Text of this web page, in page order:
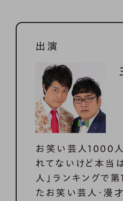
出演
お笑い芸人1000人
れてないけど本当
人」ランキングで
たお笑い芸人・漫才